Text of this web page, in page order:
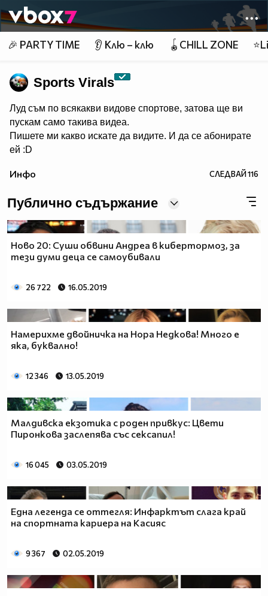
👾
🎉 PARTY TIME 👂 Клю – клю 🪀CHILL ZONE
Sports Virals
Луд съм по всякакви видове спортове, затова ще ви
пускам само такива видеа.
Пишете ми какво искате да видите. И да се абонирате
ей :D
Инфо СЛЕДВАЙ116
Публично съдържание
Ново 20: Суши обвини Андреа в кибертормоз, за
тези думи деца се самоубивали
26 722 16.05.2019
Намерихме двойничка на Нора Недкова! Много е
яка, буквално!
12 346 13.05.2019
Малдивска екзотика с роден привкус: Цвети
Пиронкова заслепява със сексапил!
16 045 03.05.2019
Една легенда се оттегля: Инфарктът слага край
на спортната кариера на Касияс
9 367 02.05.2019